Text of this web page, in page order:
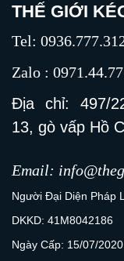
THẾ GIỚI
Tel:
Zalo :
Địa chỉ: 497/
13, gò vấp Hồ
Email:
Người Đại Diện Pháp
DKKD: 41M8042186
Ngày Cấp: 15/07/2020